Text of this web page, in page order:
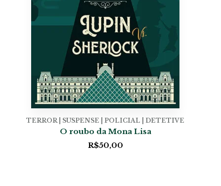
TERROR | SUSPENSE | POLICIAL | DETETIVE
O roubo da Mona Lisa
R$50,00